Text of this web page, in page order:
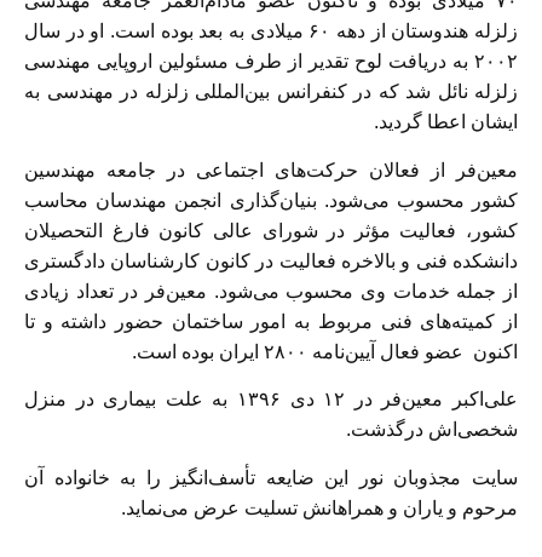
زلزله هندوستان از دهه ۶۰ میلادی به بعد بوده است. او در سال
۲۰۰۲ به دریافت لوح تقدیر از طرف مسئولین اروپایی مهندسی
زلزله نائل شد که در کنفرانس بین‌المللی زلزله در مهندسی به
ایشان اعطا گردید.
معین‌فر از فعالان حرکت‌های اجتماعی در جامعه مهندسین
کشور محسوب می‌شود. بنیان‌گذاری انجمن مهندسان محاسب
کشور، فعالیت مؤثر در شورای عالی کانون فارغ التحصیلان
دانشکده فنی و بالاخره فعالیت در کانون کار‌شناسان دادگستری
از جمله خدمات وی محسوب می‌شود. معین‌فر در تعداد زیادی
از کمیته‌های فنی مربوط به امور ساختمان حضور داشته و تا
اکنون عضو فعال آیین‌نامه ۲۸۰۰ ایران بوده است.
علی‌اکبر معین‌فر در ۱۲ دی ۱۳۹۶ به علت بیماری در منزل
شخصى‌اش درگذشت.
سایت مجذوبان نور این ضایعه تأسف‌انگیز را به خانواده آن
مرحوم و یاران و همراهانش تسلیت عرض می‌نماید.